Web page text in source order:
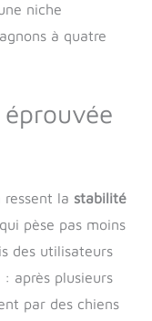
niche
à quatre
ressent la stabilité
pèse pas moins
des utilisateurs
après plusieurs
par des chiens